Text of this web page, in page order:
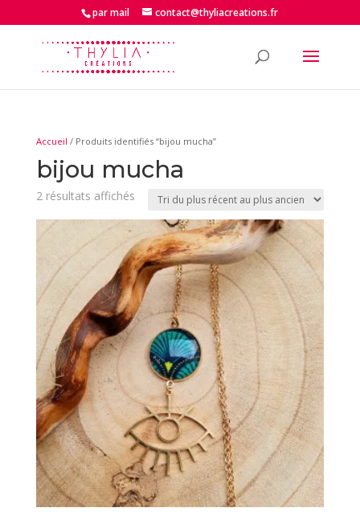
par mail contact@thyliacreations.fr
Accueil / Produits identifiés “bijou mucha”
bijou mucha
2 résultats affichésTrié
plus
récent
au
plus
ancien